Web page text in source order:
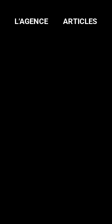
L’AGENCE ARTICLES